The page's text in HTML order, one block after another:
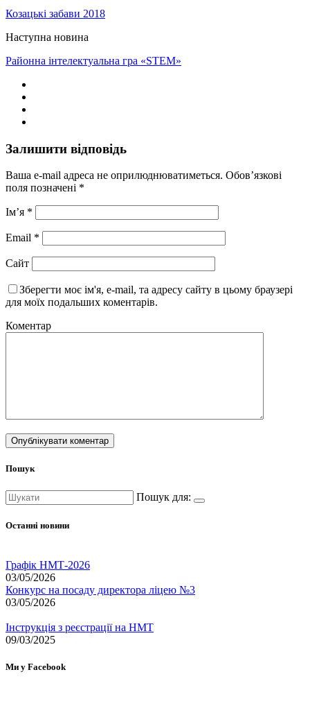
Козацькі забави 2018
Наступна новина
Районна інтелектуальна гра «STEM»
Залишити відповідь
Ваша e-mail адреса не оприлюднюватиметься. Обов’язкові
поля позначені *
Ім’я *
Email *
Сайт
Зберегти моє ім'я, e-mail, та адресу сайту в цьому браузері
для моїх подальших коментарів.
Коментар
Пошук
Пошук для:
Останні новини
Графік НМТ-2026
03/05/2026
Конкурс на посаду директора ліцею №3
03/05/2026
Інструкція з реєстрації на НМТ
09/03/2025
Ми у Facebook